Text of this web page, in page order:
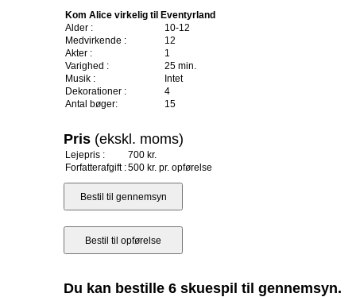
Kom Alice virkelig til Eventyrland
Alder :
10-12
Medvirkende :
12
Akter :
1
Varighed :
25 min.
Musik :
Intet
Dekorationer :
4
Antal bøger:
15
Pris (ekskl. moms)
Lejepris :
700 kr.
Forfatterafgift :500 kr. pr. opførelse
Du kan bestille 6 skuespil til gennemsyn.